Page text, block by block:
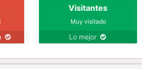
Visitantes
Muy visitado
Lo mejor